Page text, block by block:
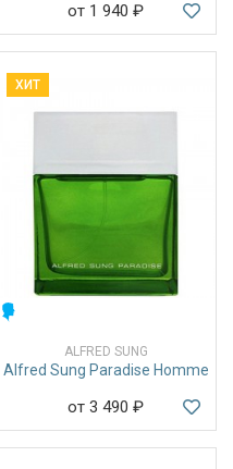
от 1 940 ₽
ХИТ
ALFRED SUNG
Alfred Sung Paradise Homme
от 3 490 ₽